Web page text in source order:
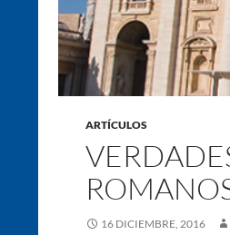
ARTÍCULOS
16 DICIEMBRE, 2016